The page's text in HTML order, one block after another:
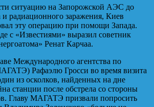
ситуацию на Запорожской АЭС до
и радиационного заражения, Киев
эту операцию при помощи Запада.
с «Известиями» выразил советник
Ренат Карчаа.
Международного агентства по
Рафаэлю Гросси во время визита
из осколков, найденных на дне
станции после обстрела со стороны
Главу МАГАТЭ призвали попросить